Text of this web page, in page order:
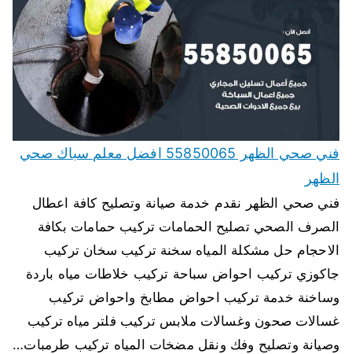
فني صحي الظهر 55850065 افضل معلم سباك صحي
الظهر
فني صحي الظهر نقدم خدمة صيانة وتصليح كافة اعطال
الصرف الصحي تصليح الحمامات تركيب حمامات بكافة
الاحجام حل مشكلة المياه سخنة تركيب سخان تركيب
جاكوزي تركيب احواض سباحة تركيب خلاطات مياه باردة
وساخنة خدمة تركيب احواض مطابخ واحواض تركيب
غسالات صحون وغسالات ملابس تركيب فلتر مياه تركيب
وصيانة وتصليح وفك ونقل مضخات المياه تركيب طرمبات…